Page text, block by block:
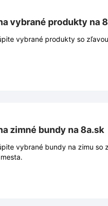
vybrané produkty na
vybrané produkty so
zimné bundy na 8a.sk
vybrané bundy na zimu so